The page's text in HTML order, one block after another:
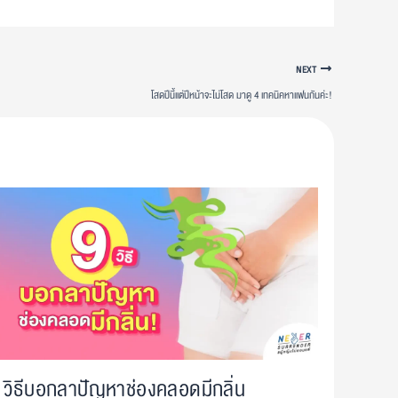
NEXT
โสดปีนี้แต่ปีหน้าจะไม่โสด มาดู 4 เทคนิคหาแฟนกันค่ะ!
ธีบอกลาปัญหาช่องคลอดมีกลิ่น